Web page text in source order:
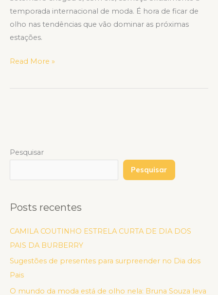
temporada internacional de moda. É hora de ficar de
olho nas tendências que vão dominar as próximas
estações.
Read More »
Pesquisar
Pesquisar
Posts recentes
CAMILA COUTINHO ESTRELA CURTA DE DIA DOS
PAIS DA BURBERRY
Sugestões de presentes para surpreender no Dia dos
Pais
O mundo da moda está de olho nela: Bruna Souza leva